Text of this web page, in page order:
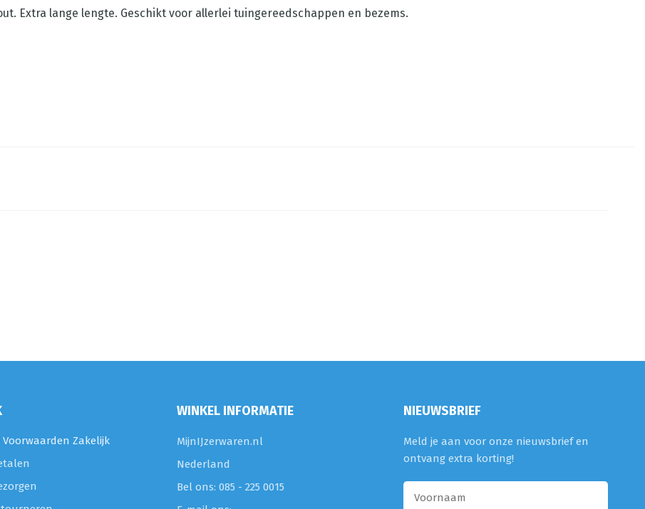
Extra lange lengte. Geschikt voor allerlei tuingereedschappen en bezems.
Voorwaarden Zakelijk
WINKEL INFORMATIE
MijnIJzerwaren.nl
Nederland
Bel ons: 085 - 225 0015
NIEUWSBRIEF
Meld je aan voor onze nieuwsbrief en
ontvang extra korting!